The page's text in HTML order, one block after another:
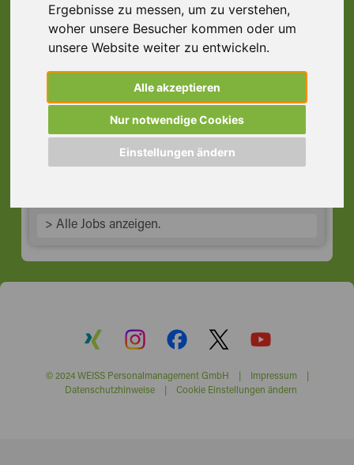
Ergebnisse zu messen, um zu verstehen,
woher unsere Besucher kommen oder um
unsere Website weiter zu entwickeln.
Alle akzeptieren
Nur notwendige Cookies
Einstellungen ändern
Mechatroniker (m/w/d)
Industriemechaniker, Rodgau
63110 Rodgau
> Alle Jobs anzeigen.
© 2024 WEISS Personalmanagement GmbH | Impressum|
Datenschutzhinweise| Cookie Einstellungen ändern